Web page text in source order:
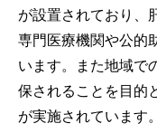
が設置されており、
専門医療機関や公的
います。また地域で
保されることを目的
が実施されています。